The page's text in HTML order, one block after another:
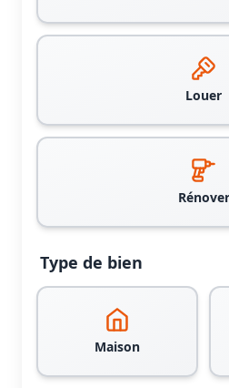
Louer
Rénover
Type de bien
Maison